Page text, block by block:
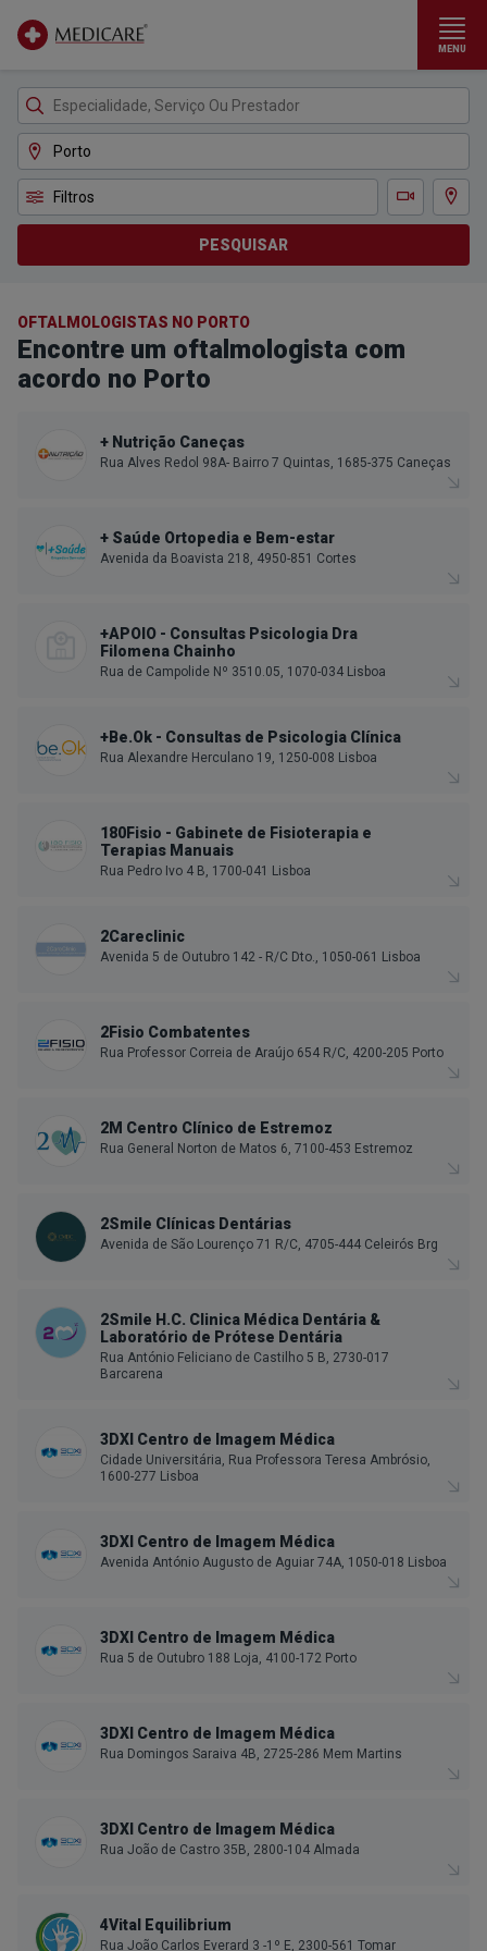
MENU
Filtros
Teleconsulta
Ver
PESQUISAR
OFTALMOLOGISTAS NO PORTO
Encontre um oftalmologista com
acordo no Porto
+ Nutrição Caneças
Rua Alves Redol 98A- Bairro 7 Quintas, 1685-375 Caneças
+ Saúde Ortopedia e Bem-estar
Avenida da Boavista 218, 4950-851 Cortes
+APOIO - Consultas Psicologia Dra
Filomena Chainho
Rua de Campolide Nº 3510.05, 1070-034 Lisboa
+Be.Ok - Consultas de Psicologia Clínica
Rua Alexandre Herculano 19, 1250-008 Lisboa
180Fisio - Gabinete de Fisioterapia e
Terapias Manuais
Rua Pedro Ivo 4 B, 1700-041 Lisboa
2Careclinic
Avenida 5 de Outubro 142 - R/C Dto., 1050-061 Lisboa
2Fisio Combatentes
Rua Professor Correia de Araújo 654 R/C, 4200-205 Porto
2M Centro Clínico de Estremoz
Rua General Norton de Matos 6, 7100-453 Estremoz
2Smile Clínicas Dentárias
Avenida de São Lourenço 71 R/C, 4705-444 Celeirós Brg
2Smile H.C. Clinica Médica Dentária &
Laboratório de Prótese Dentária
Rua António Feliciano de Castilho 5 B, 2730-017
Barcarena
3DXI Centro de Imagem Médica
Cidade Universitária, Rua Professora Teresa Ambrósio,
1600-277 Lisboa
3DXI Centro de Imagem Médica
Avenida António Augusto de Aguiar 74A, 1050-018 Lisboa
3DXI Centro de Imagem Médica
Rua 5 de Outubro 188 Loja, 4100-172 Porto
3DXI Centro de Imagem Médica
Rua Domingos Saraiva 4B, 2725-286 Mem Martins
3DXI Centro de Imagem Médica
Rua João de Castro 35B, 2800-104 Almada
4Vital Equilibrium
Rua João Carlos Everard 3 -1º E, 2300-561 Tomar